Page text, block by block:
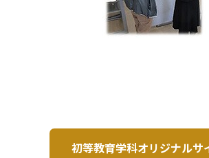
初等教育学科オリジナルサ